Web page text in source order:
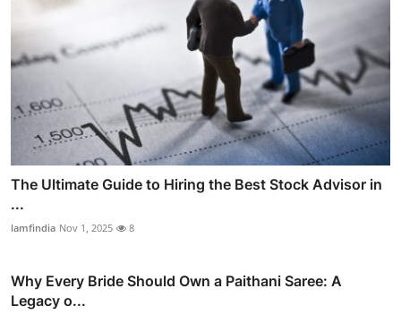
The Ultimate Guide to Hiring the Best Stock Advisor in
...
lamfindia Nov 1, 2025 8
Why Every Bride Should Own a Paithani Saree: A
Legacy o...